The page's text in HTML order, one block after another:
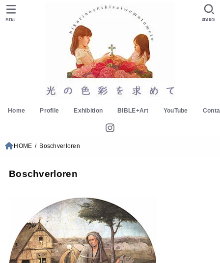
Home Profile Exhibition BIBLE+Art YouTube
SEARCH
MENU
HOME Boschverloren
Boschverloren